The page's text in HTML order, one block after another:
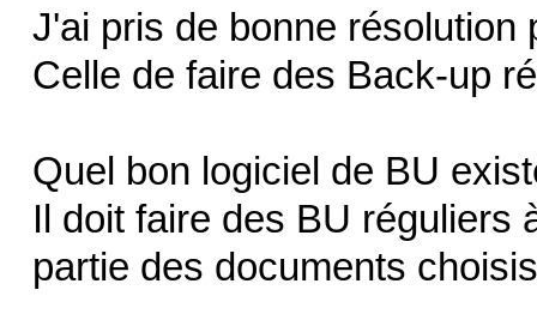
J'ai pris de bonne résolution
Celle de faire des Back-up
Quel bon logiciel de BU
Il doit faire des BU réguliers
partie des documents